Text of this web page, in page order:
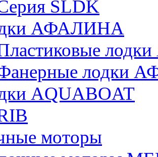
SLDK
АФАЛИНА
лодки
AQUABOAT
моторы